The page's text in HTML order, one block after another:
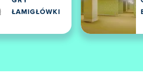
ŁAMIGŁÓWKI